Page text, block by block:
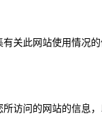
公司和任何所需的
电子邮件确认——
详情将包含在您的
关此网站使用情况
访问的网站的信息